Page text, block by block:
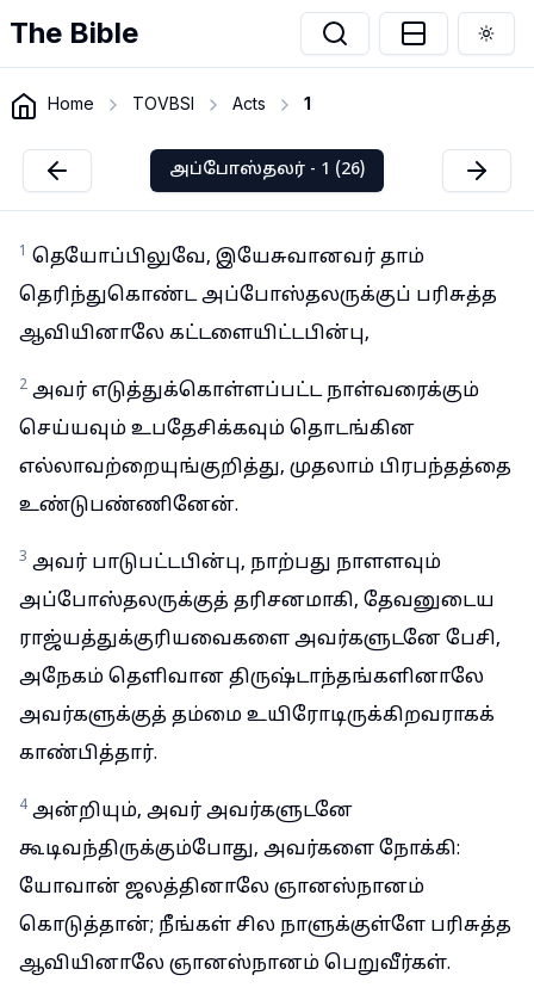
The Bible
Home TOVBSI Acts 1
அப்போஸ்தலர் - 1 (26)
1 தெயோப்பிலுவே, இயேசுவானவர் தாம்
தெரிந்துகொண்ட அப்போஸ்தலருக்குப் பரிசுத்த
ஆவியினாலே கட்டளையிட்டபின்பு,
2 அவர் எடுத்துக்கொள்ளப்பட்ட நாள்வரைக்கும்
செய்யவும் உபதேசிக்கவும் தொடங்கின
எல்லாவற்றையுங்குறித்து, முதலாம் பிரபந்தத்தை
உண்டுபண்ணினேன்.
3 அவர் பாடுபட்டபின்பு, நாற்பது நாளளவும்
அப்போஸ்தலருக்குத் தரிசனமாகி, தேவனுடைய
ராஜ்யத்துக்குரியவைகளை அவர்களுடனே பேசி,
அநேகம் தெளிவான திருஷ்டாந்தங்களினாலே
அவர்களுக்குத் தம்மை உயிரோடிருக்கிறவராகக்
காண்பித்தார்.
4 அன்றியும், அவர் அவர்களுடனே
கூடிவந்திருக்கும்போது, அவர்களை நோக்கி:
யோவான் ஜலத்தினாலே ஞானஸ்நானம்
கொடுத்தான்; நீங்கள் சில நாளுக்குள்ளே பரிசுத்த
ஆவியினாலே ஞானஸ்நானம் பெறுவீர்கள்.